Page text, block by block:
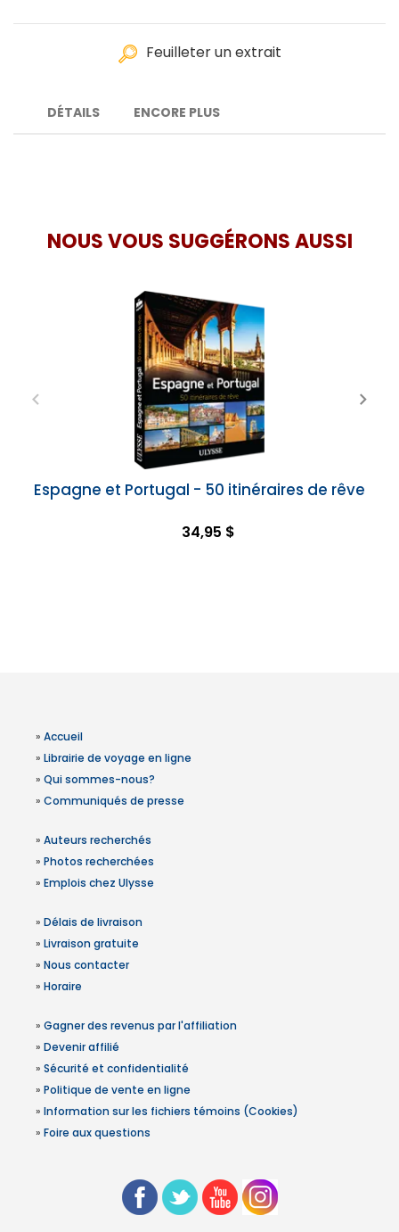
Feuilleter un extrait
DÉTAILS ENCORE PLUS
NOUS VOUS SUGGÉRONS AUSSI
Espagne et Portugal - 50 itinéraires de rêve
34,95 $
» Accueil
» Librairie de voyage en ligne
» Qui sommes-nous?
» Communiqués de presse
» Auteurs recherchés
» Photos recherchées
» Emplois chez Ulysse
» Délais de livraison
» Livraison gratuite
» Nous contacter
» Horaire
» Gagner des revenus par l'affiliation
» Devenir affilié
» Sécurité et confidentialité
» Politique de vente en ligne
» Information sur les fichiers témoins (Cookies)
» Foire aux questions